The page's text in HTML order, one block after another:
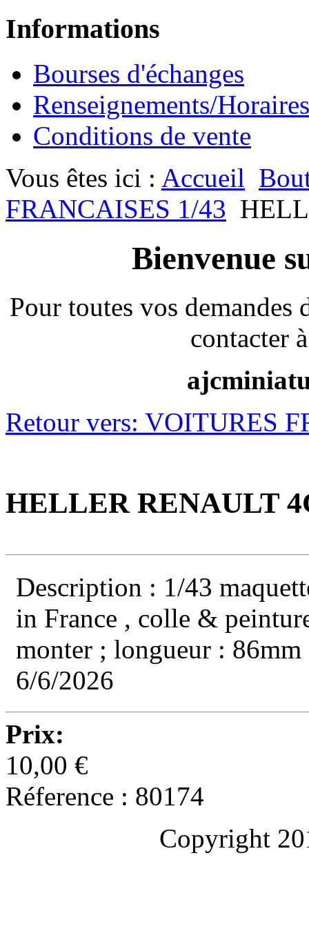
Informations
Bourses d'échanges
Renseignements/Horaires
Conditions de vente
Vous êtes ici : Accueil
FRANCAISES 1/43
Bienvenue
Pour toutes vos
contacter
Retour vers: VOITURES
HELLER RENAULT
Description : 1/43
in France , colle &
monter ; longueur :
6/6/2026
Prix:
10,00 €
Réference : 80174
Copyright